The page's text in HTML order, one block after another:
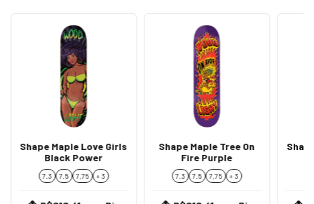
Shape Maple Love Girls
Black Power
7.3 7.5 7,75 + 3
Shape Maple Tree On
Fire Purple
7.3 7.5 7,75 + 3